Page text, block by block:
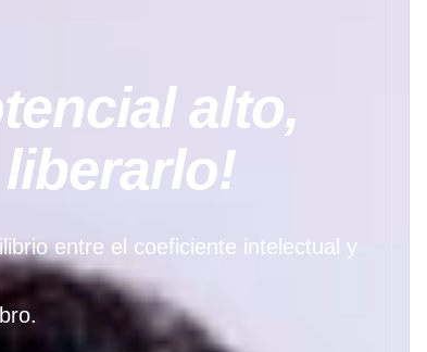
alto,
entre el coeficiente intelectual y